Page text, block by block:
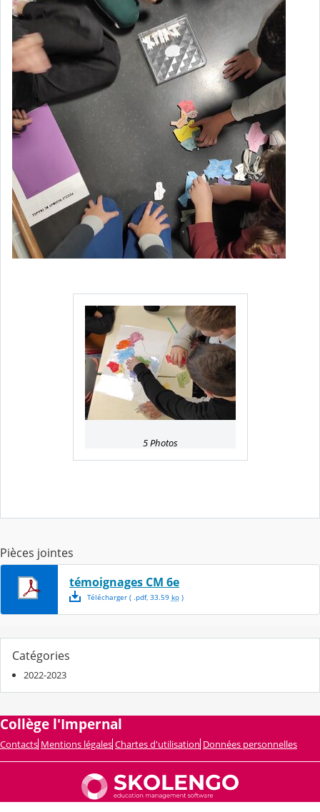
5 Photos
Pièces jointes
témoignages CM 6e
Télécharger( .pdf, 33.59 ko)
Catégories
2022-2023
Collège l'Impernal
Contacts Mentions légales Chartes d'utilisation Données personnelles